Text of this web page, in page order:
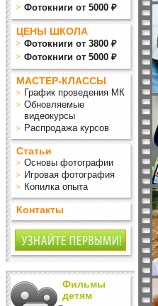
Фотокниги от 5000 ₽
ЦЕНЫ ШКОЛА
Фотокниги от 3800 ₽
Фотокниги от 5000 ₽
МАСТЕР-КЛАССЫ
График проведения МК
Обновляемые
видеокурсы
Распродажа курсов
Статьи
Основы фотографии
Игровая фотография
Копилка опыта
Контакты
Фильмы
детям